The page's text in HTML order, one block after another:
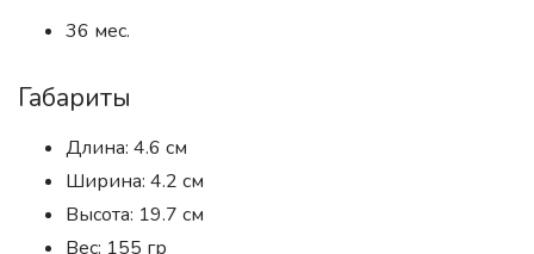
36 мес.
Габариты
Длина: 4.6 см
Ширина: 4.2 см
Высота: 19.7 см
Вес: 155 гр